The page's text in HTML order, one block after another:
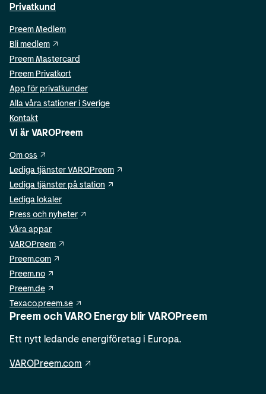
Privatkund
Preem Medlem
Bli medlem
Preem Mastercard
Preem Privatkort
App för privatkunder
Alla våra stationer i Sverige
Kontakt
Vi är VAROPreem
Om oss
Lediga tjänster VAROPreem
Lediga tjänster på station
Lediga lokaler
Press och nyheter
Våra appar
VAROPreem
Preem.com
Preem.no
Preem.de
Texaco.preem.se
Preem och VARO Energy blir VAROPreem
Ett nytt ledande energiföretag i Europa.
VAROPreem.com